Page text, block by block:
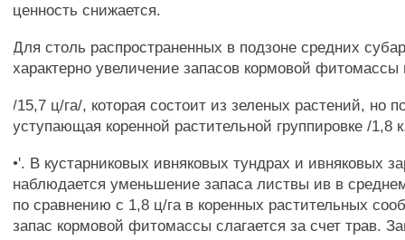
ценность снижается.
Для столь распространенных в подзоне средних
характерно увеличение запасов кормовой фитомассы
/15,7 ц/га/, которая состоит из зеленых растений, но
уступающая коренной растительной группировке /1,8
•'. В кустарниковых ивняковых тундрах и ивняковых
наблюдается уменьшение запаса листвы ив в
по сравнению с 1,8 ц/га в коренных растительных
запас кормовой фитомассы слагается за счет трав.